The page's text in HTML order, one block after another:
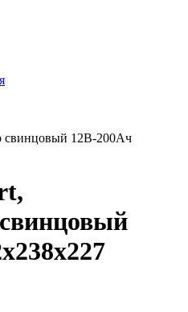
свинцовый 12B-200Ач